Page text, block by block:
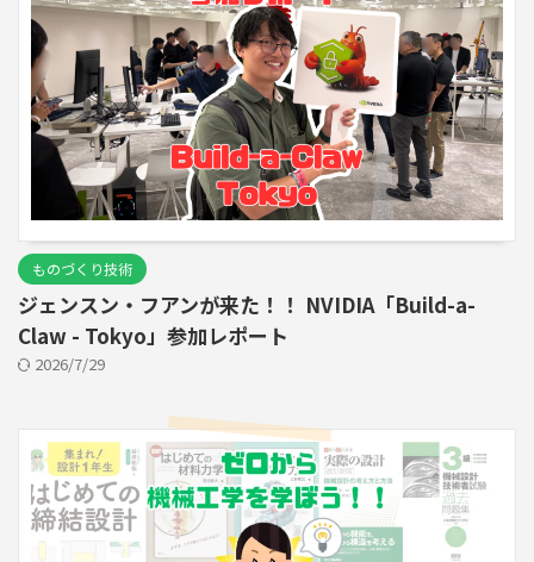
ものづくり技術
ジェンスン・フアンが来た！！ NVIDIA「Build-a-
Claw - Tokyo」参加レポート
2026/7/29